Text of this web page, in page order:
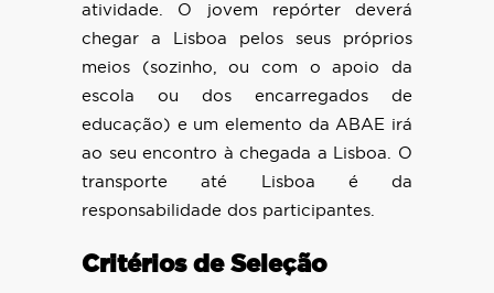
atividade. O jovem repórter deverá
chegar a Lisboa pelos seus próprios
meios (sozinho, ou com o apoio da
escola ou dos encarregados de
educação) e um elemento da ABAE irá
ao seu encontro à chegada a Lisboa. O
transporte até Lisboa é da
responsabilidade dos participantes.
Critérios de Seleção